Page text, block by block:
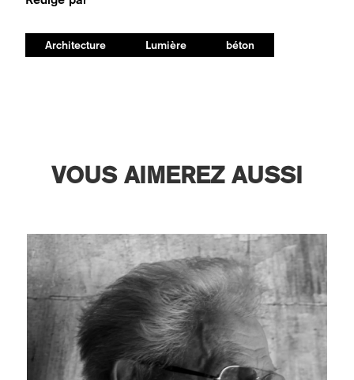
Architecture Lumière béton
VOUS AIMEREZ AUSSI